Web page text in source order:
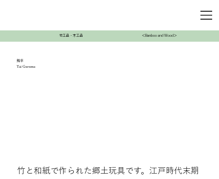
竹工品・木工品 ＜Bamboo and Wood＞
鯛車
Tai Guruma
竹と和紙で作られた郷土玩具です。江戸時代末期